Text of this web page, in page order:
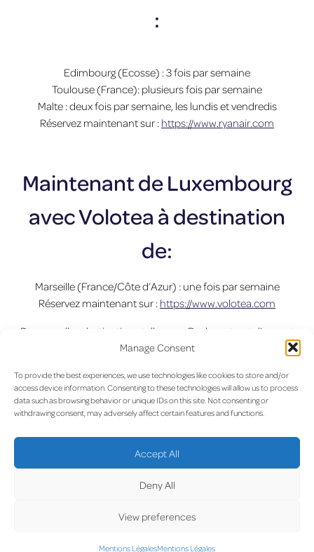
Manage Consent
To provide the best experiences, we use technologies like cookies to store and/or
access device information. Consenting to these technologies will allow us to process
data such as browsing behavior or unique IDs on this site. Not consenting or
withdrawing consent, may adversely affect certain features and functions.
Accept All
Deny All
View preferences
Mentions LégalesMentions Légales
:
Edimbourg (Ecosse) : 3 fois par semaine
Toulouse (France): plusieurs fois par semaine
Malte : deux fois par semaine, les lundis et vendredis
Réservez maintenant sur : https://www.ryanair.com
Maintenant de Luxembourg
avec Volotea à destination
de:
Marseille (France/Côte d’Azur) : une fois par semaine
Réservez maintenant sur : https://www.volotea.com
De nouvelles destinations telles que Budapest ont d’ores et
déjà été annoncées pour l’automne 2019.
Surtout quand il est si facile de partir depuis le
Luxembourg…
Navigation
de
Luxembourg réussit avec
succès son exercice d’urgence